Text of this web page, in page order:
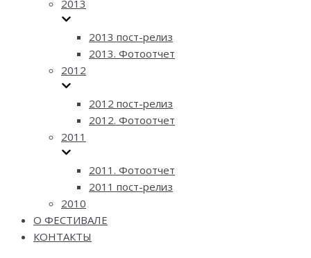
2013
2013 пост-релиз
2013. Фотоотчет
2012
2012 пост-релиз
2012. Фотоотчет
2011
2011. Фотоотчет
2011 пост-релиз
2010
О ФЕСТИВАЛЕ
КОНТАКТЫ